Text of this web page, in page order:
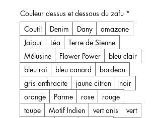
Couleur dessus et dessous du zafu *
Coutil
Denim Dany
amazone
Jaipur
Léa
Terre de Sienne
Mélusine
Flower Power
bleu clair
bleu roi
bleu canard
bordeau
gris anthracite
jaune citron
noir
orange
Parme rose
rouge
taupe
Motif Indien vert anis
vert